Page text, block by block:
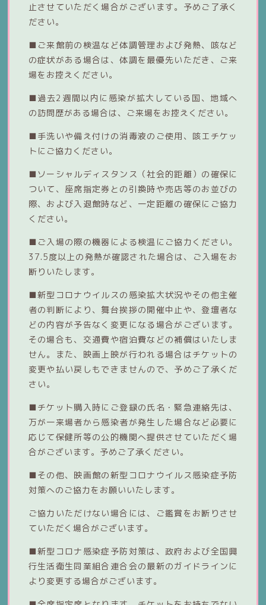
止させていただく場合がございます。予めご了承く
ださい。
■ご来館前の検温など体調管理および発熱、咳など
の症状がある場合は、体調を最優先いただき、ご来
場をお控えください。
■過去2週間以内に感染が拡大している国、地域へ
の訪問歴がある場合は、ご来場をお控えください。
■手洗いや備え付けの消毒液のご使用、咳エチケッ
トにご協力ください。
■ソーシャルディスタンス（社会的距離）の確保に
ついて、座席指定券との引換時や売店等のお並びの
際、および入退館時など、一定距離の確保にご協力
ください。
■ご入場の際の機器による検温にご協力ください。
37.5度以上の発熱が確認された場合は、ご入場をお
断りいたします。
■新型コロナウイルスの感染拡大状況やその他主催
者の判断により、舞台挨拶の開催中止や、登壇者な
どの内容が予告なく変更になる場合がございます。
その場合も、交通費や宿泊費などの補償はいたしま
せん。また、映画上映が行われる場合はチケットの
変更や払い戻しもできませんので、予めご了承くだ
さい。
■チケット購入時にご登録の氏名・緊急連絡先は、
万が一来場者から感染者が発生した場合など必要に
応じて保健所等の公的機関へ提供させていただく場
合がございます。予めご了承ください。
■その他、映画館の新型コロナウイルス感染症予防
対策へのご協力をお願いいたします。
ご協力いただけない場合には、ご鑑賞をお断りさせ
ていただく場合がございます。
■新型コロナ感染症予防対策は、政府および全国興
行生活衛生同業組合連合会の最新のガイドラインに
より変更する場合がございます。